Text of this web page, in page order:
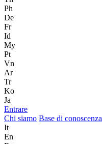
Ph
De
Fr
Id
My
Pt
Vn
Ar
Tr
Ko
Ja
Entrare
Chi siamo Base di conoscenza
It
En